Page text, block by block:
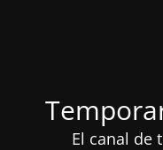
El canal de